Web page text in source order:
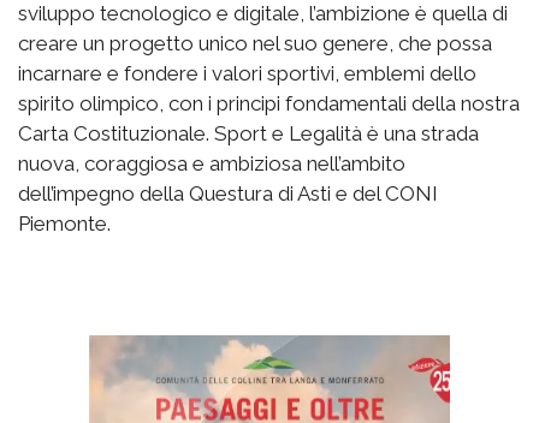
sviluppo tecnologico e digitale, l’ambizione è quella di
creare un progetto unico nel suo genere, che possa
incarnare e fondere i valori sportivi, emblemi dello
spirito olimpico, con i principi fondamentali della nostra
Carta Costituzionale. Sport e Legalità è una strada
nuova, coraggiosa e ambiziosa nell’ambito
dell’impegno della Questura di Asti e del CONI
Piemonte.